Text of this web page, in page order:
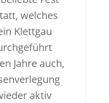
welches
Klettgau
Jahre auch,
aktiv